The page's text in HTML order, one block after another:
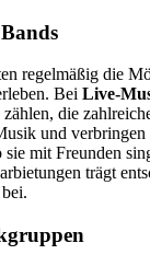
regelmäßig die
Bei Live-
die
und
mit Freunden
trägt